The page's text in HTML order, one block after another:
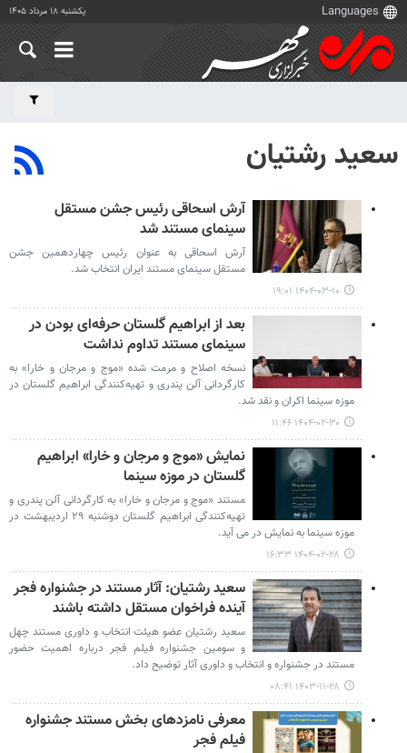
یکشنبه ۱۸ مرداد ۱۴۰۵
سعید رشتیان
آرش اسحاقی رئیس جشن مستقل
سینمای مستند شد
آرش اسحاقی به عنوان رئیس چهاردهمین جشن
مستقل سینمای مستند ایران انتخاب شد.
۱۴۰۴-۰۳-۱۰ ۱۹:۰۱
بعد از ابراهیم گلستان حرفه‌ای بودن در
سینمای مستند تداوم نداشت
نسخه اصلاح و مرمت شده «موج و مرجان و خارا» به
کارگردانی آلن پندری و تهیه‌کنندگی ابراهیم گلستان در
موزه سینما اکران و نقد شد.
۱۴۰۴-۰۲-۳۰ ۱۱:۴۶
نمایش «موج و مرجان و خارا» ابراهیم
گلستان در موزه سینما
مستند «موج و مرجان و خارا» به کارگردانی آلن پندری و
تهیه‌کنندگی ابراهیم گلستان دوشنبه ۲۹ اردیبهشت‌ در
موزه سینما به نمایش در می آید.
۱۴۰۴-۰۲-۲۸ ۱۶:۳۳
سعید رشتیان: آثار مستند در جشنواره فجر
آینده فراخوان مستقل داشته باشند
سعید رشتیان عضو هیئت انتخاب و داوری مستند چهل
و سومین جشنواره فیلم فجر درباره اهمیت حضور
مستند در جشنواره و انتخاب و داوری آثار توضیح داد.
۱۴۰۳-۱۱-۲۸ ۰۸:۴۱
معرفی نامزدهای بخش مستند جشنواره
فیلم فجر